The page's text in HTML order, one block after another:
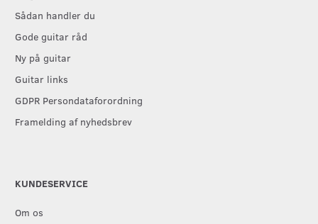
Sådan handler du
Gode guitar råd
Ny på guitar
Guitar links
GDPR Persondataforordning
Framelding af nyhedsbrev
KUNDESERVICE
Om os